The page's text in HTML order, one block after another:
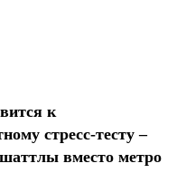
к
стресс-тесту –
вместо метро